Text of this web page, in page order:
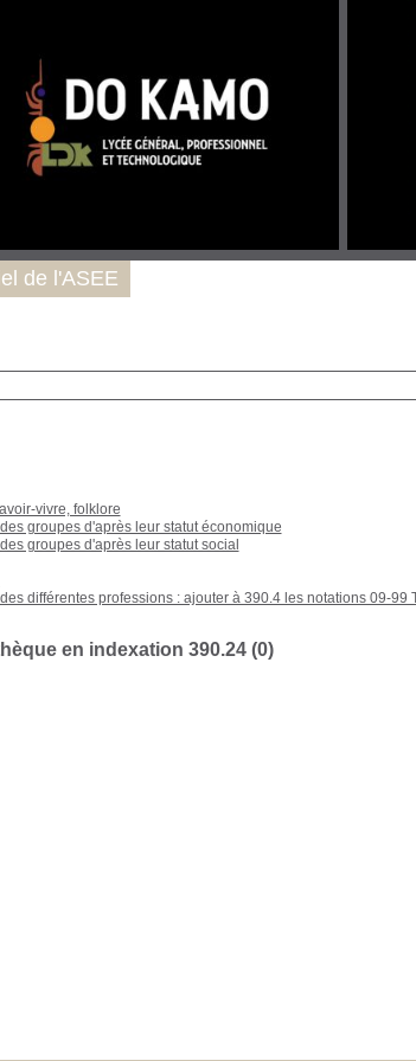
vivre, folklore
groupes d'après leur statut économique
groupes d'après leur statut social
différentes professions : ajouter à 390.4 les notations 09-99
en indexation 390.24 (0)
de l'ASEE